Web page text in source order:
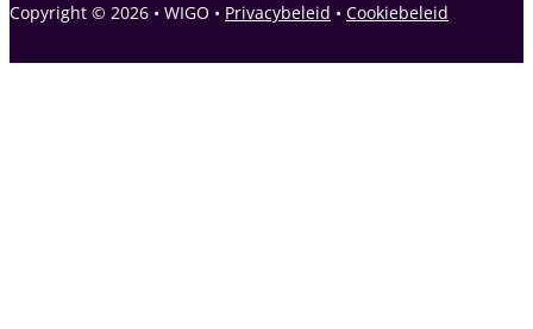
Copyright © 2026 • WIGO • Privacybeleid • Cookiebeleid